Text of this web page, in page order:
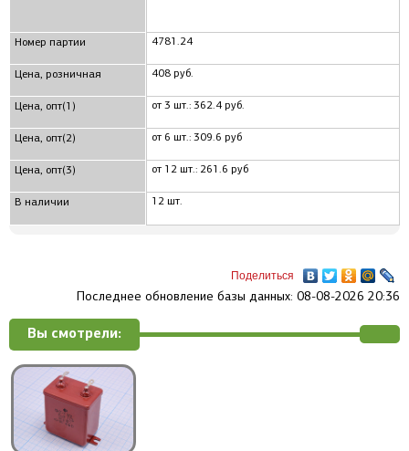
Номер партии
Цена, розничная
Цена, опт(1)
Цена, опт(2)
Цена, опт(3)
В наличии
4781.24
408 руб.
от 3 шт.: 362.4 руб.
от 6 шт.: 309.6 руб
от 12 шт.: 261.6 руб
12 шт.
Поделиться
Последнее обновление базы данных: 08-08-2026 20:36
Вы смотрели: